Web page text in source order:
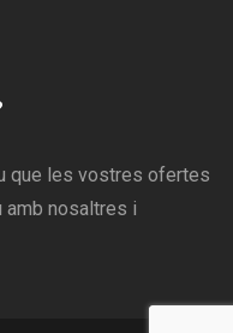
que les vostres ofertes
amb nosaltres i